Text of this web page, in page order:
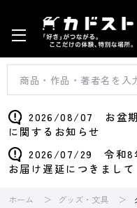
2026/08/07 お盆期
に関するお知らせ
2026/07/29 令和8
お届け遅延につきまして
ホーム グッズ・文具